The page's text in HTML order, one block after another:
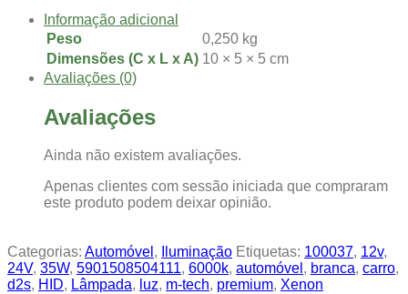
Informação adicional
Peso
0,250 kg
Dimensões (C x L x A) 10 × 5 × 5 cm
Avaliações (0)
Avaliações
Ainda não existem avaliações.
Apenas clientes com sessão iniciada que compraram
este produto podem deixar opinião.
Categorias: Automóvel , Iluminação Etiquetas: 100037, 12v,
24V, 35W, 5901508504111, 6000k, automóvel , branca, carro,
d2s, HID, Lâmpada, luz, m-tech, premium, Xenon